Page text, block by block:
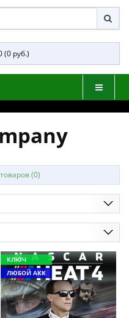
(0 руб.)
(0)
КЛЮЧ
ЛЮБОЙ АКК